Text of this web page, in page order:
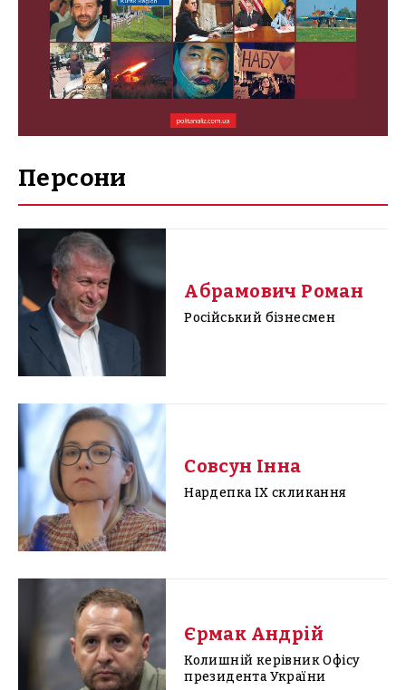
Персони
Абрамович Роман
Російський бізнесмен
Совсун Інна
Нардепка IX скликання
Єрмак Андрій
Колишній керівник Офісу
президента України